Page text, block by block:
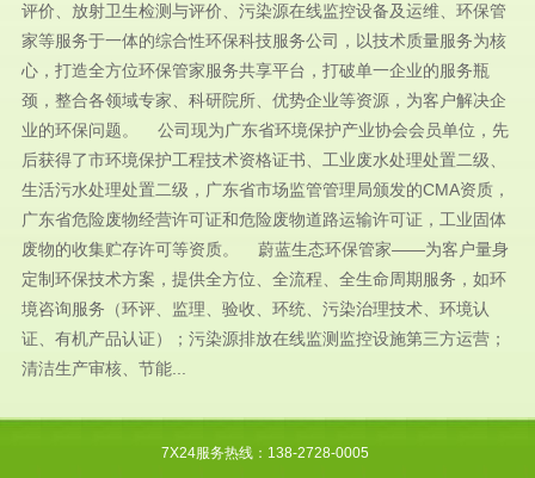
评价、放射卫生检测与评价、污染源在线监控设备及运维、环保管
家等服务于一体的综合性环保科技服务公司，以技术质量服务为核
心，打造全方位环保管家服务共享平台，打破单一企业的服务瓶
颈，整合各领域专家、科研院所、优势企业等资源，为客户解决企
业的环保问题。 公司现为广东省环境保护产业协会会员单位，先
后获得了市环境保护工程技术资格证书、工业废水处理处置二级、
生活污水处理处置二级，广东省市场监管管理局颁发的CMA资质，
广东省危险废物经营许可证和危险废物道路运输许可证，工业固体
废物的收集贮存许可等资质。 蔚蓝生态环保管家——为客户量身
定制环保技术方案，提供全方位、全流程、全生命周期服务，如环
境咨询服务（环评、监理、验收、环统、污染治理技术、环境认
证、有机产品认证）；污染源排放在线监测监控设施第三方运营；
清洁生产审核、节能...
7X24服务热线：138-2728-0005